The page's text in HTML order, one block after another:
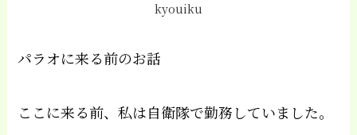
kyouiku
パラオに来る前のお話
ここに来る前、私は自衛隊で勤務していました。